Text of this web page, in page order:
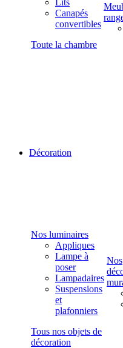
Lits
Canapés
convertibles
Toute la chambre
Décoration
Nos luminaires
Appliques
Lampe à
poser
Lampadaires
Suspensions
et
plafonniers
Tous nos objets de
décoration
Nos